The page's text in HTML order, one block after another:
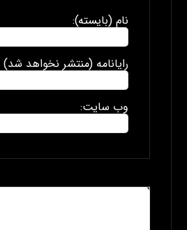
نام (بایسته):
رایانامه (منتشر نخواهد
وب سایت: